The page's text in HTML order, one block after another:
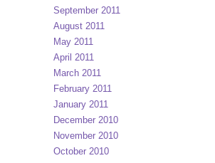
September 2011
August 2011
May 2011
April 2011
March 2011
February 2011
January 2011
December 2010
November 2010
October 2010